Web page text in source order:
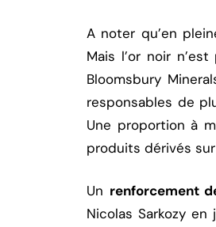
A noter qu’en
Mais l’or noir
Bloomsbury
responsables de
Une proportion à
produits dérivés
Un renforcement
Nicolas Sarkozy